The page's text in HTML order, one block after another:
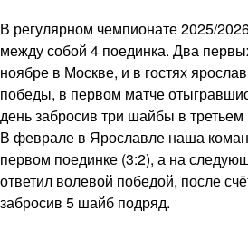
В регулярном чемпионате 2025/
между собой 4 поединка. Два
ноябре в Москве, и в гостях
победы, в первом матче
день забросив три шайбы в
В феврале в Ярославле наша
первом поединке (3:2), а на
ответил волевой победой, после
забросив 5 шайб подряд.